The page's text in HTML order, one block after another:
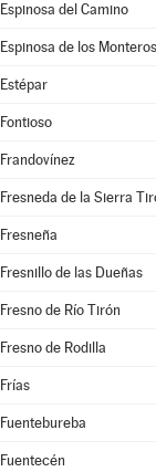
Espinosa del Camino
Espinosa de los Monteros
Estépar
Fontioso
Frandovínez
Fresneda de la Sierra
Fresneña
Fresnillo de las Dueñas
Fresno de Río Tirón
Fresno de Rodilla
Frías
Fuentebureba
Fuentecén